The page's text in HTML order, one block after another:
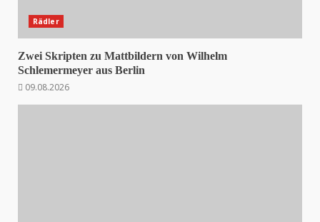
Rädler
Zwei Skripten zu Mattbildern von Wilhelm
Schlemermeyer aus Berlin
09.08.2026